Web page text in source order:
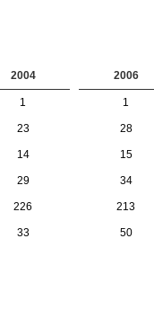
2004 2006
1 1
23 28
14 15
29 34
226 213
33 50